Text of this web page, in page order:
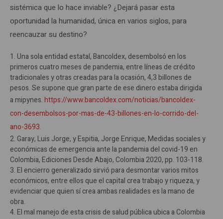
sistémica que lo hace inviable? ¿Dejará pasar esta
oportunidad la humanidad, única en varios siglos, para
reencauzar su destino?
1. Una sola entidad estatal, Bancoldex, desembolsó en los
primeros cuatro meses de pandemia, entre líneas de crédito
tradicionales y otras creadas para la ocasión, 4,3 billones de
pesos. Se supone que gran parte de ese dinero estaba dirigida
a mipynes.https://www.bancoldex.com/noticias/bancoldex-
con-desembolsos-por-mas-de-43-billones-en-lo-corrido-del-
ano-3693.
2. Garay, Luis Jorge, y Espitia, Jorge Enrique, Medidas sociales y
económicas de emergencia ante la pandemia del covid-19 en
Colombia, Ediciones Desde Abajo, Colombia 2020, pp. 103-118.
3. El encierro generalizado sirvió para desmontar varios mitos
económicos, entre ellos que el capital crea trabajo y riqueza, y
evidenciar que quien sí crea ambas realidades es la mano de
obra.
4. El mal manejo de esta crisis de salud pública ubica a Colombia